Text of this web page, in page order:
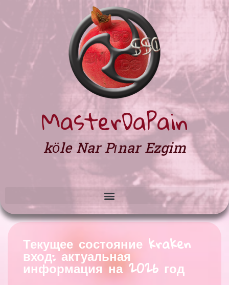
MasterDaPain
köle Nar Pınar Ezgim
Текущее состояние kraken
вход: актуальная
информация на 2026 год